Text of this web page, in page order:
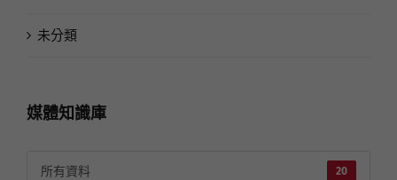
未分類
媒體知識庫
20
所有資料